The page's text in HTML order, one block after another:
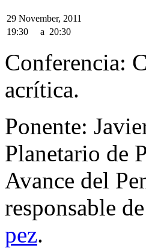
29 November, 2011
19:30
a 20:30
Conferencia:
acrítica.
Ponente:
Planetario de
Avance del
responsable
pez.